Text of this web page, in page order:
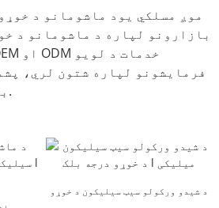
موږ مسلکي یو د ماشومانو د
بازارونو لپاره د ماشومانو د
فرمایشونو لپاره شتون لري،
بسته بندۍ دودیز کول.
د شیدو ورکولو سیټ سیلیکون د خوړو